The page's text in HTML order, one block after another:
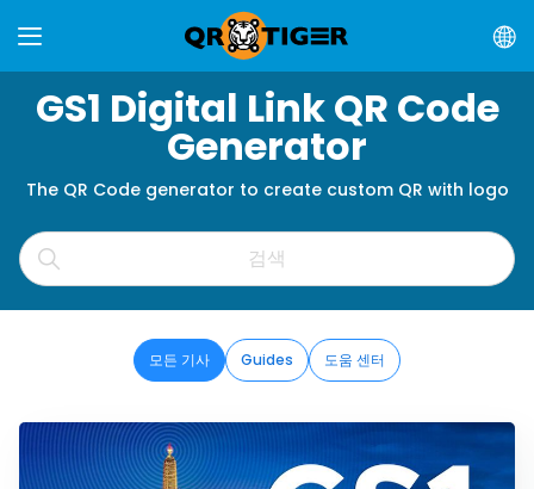
GS1 Digital Link QR Code
Generator
The QR Code generator to create custom QR with logo
모든 기사 Guides 도움 센터